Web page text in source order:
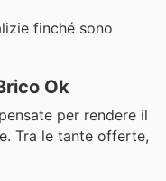
finché sono
Ok
per rendere il
Tra le tante offerte,